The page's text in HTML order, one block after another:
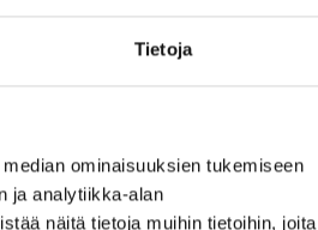
Tietoja
ominaisuuksien tukemiseen
ja analytiikka-alan
näitä tietoja muihin tietoihin, joita